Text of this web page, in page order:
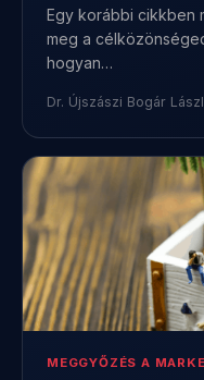
Egy korábbi cikkben
meg a
hogyan…
Dr. Újszászi Bogár
MEGGYŐZÉS A